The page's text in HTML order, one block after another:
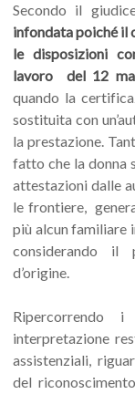
Secondo il
infondata poiché il
le disposizioni
lavoro del 12
quando la
sostituita con
la prestazione.
fatto che la donna
attestazioni dalle
le frontiere,
più alcun familiare
considerando il
d’origine.
Ripercorrendo
interpretazione
assistenziali,
del